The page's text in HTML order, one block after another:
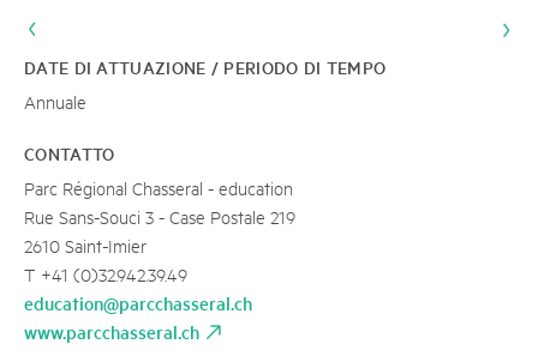
DATE DI ATTUAZIONE / PERIODO DI TEMPO
Annuale
CONTATTO
Parc Régional Chasseral - education
Rue Sans-Souci 3 - Case Postale 219
2610 Saint-Imier
T +41 (0)32.942.39.49
education@parcchasseral.ch
www.parcchasseral.ch